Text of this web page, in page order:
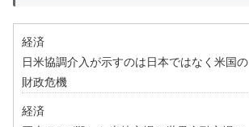
経済
日米協調介入が示すのは日本ではなく米国の
財政危機
経済